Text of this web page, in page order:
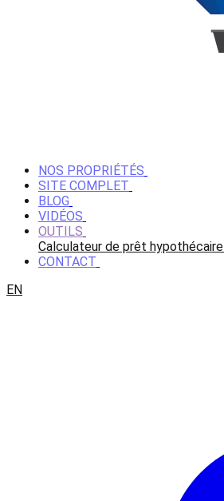
NOS PROPRIÉTÉS
SITE COMPLET
BLOG
VIDÉOS
OUTILS
Calculateur de prêt hypothécaire
CONTACT
EN